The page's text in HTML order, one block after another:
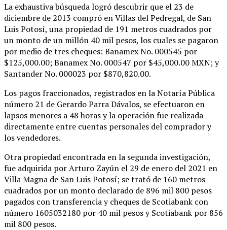
La exhaustiva búsqueda logró descubrir que el 23 de
diciembre de 2013 compró en Villas del Pedregal, de San
Luis Potosí, una propiedad de 191 metros cuadrados por
un monto de un millón 40 mil pesos, los cuales se pagaron
por medio de tres cheques: Banamex No. 000545 por
$125,000.00; Banamex No. 000547 por $45,000.00 MXN; y
Santander No. 000023 por $870,820.00.
Los pagos fraccionados, registrados en la Notaría Pública
número 21 de Gerardo Parra Dávalos, se efectuaron en
lapsos menores a 48 horas y la operación fue realizada
directamente entre cuentas personales del comprador y
los vendedores.
Otra propiedad encontrada en la segunda investigación,
fue adquirida por Arturo Zayún el 29 de enero del 2021 en
Villa Magna de San Luis Potosí; se trató de 160 metros
cuadrados por un monto declarado de 896 mil 800 pesos
pagados con transferencia y cheques de Scotiabank con
número 1605032180 por 40 mil pesos y Scotiabank por 856
mil 800 pesos.